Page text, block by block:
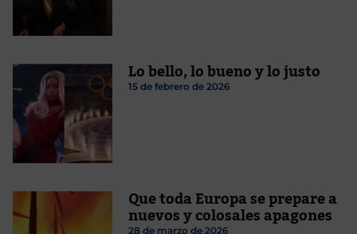
Lo bello, lo bueno y lo justo
15 de febrero de 2026
Que toda Europa se prepare a
nuevos y colosales apagones
28 de marzo de 2026